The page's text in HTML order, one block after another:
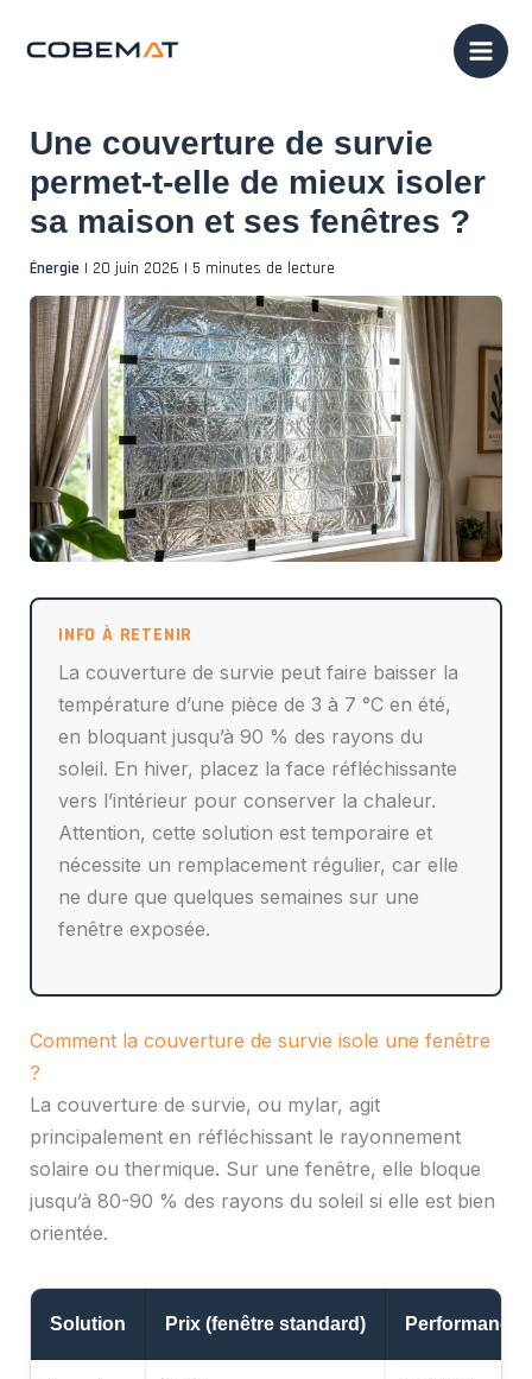
Une couverture de survie
permet-t-elle de mieux isoler
sa maison et ses fenêtres ?
Énergie | 20 juin 2026 | 5 minutes de lecture
La couverture de survie peut faire baisser la
température d’une pièce de 3 à 7 °C en été,
en bloquant jusqu’à 90 % des rayons du
soleil. En hiver, placez la face réfléchissante
vers l’intérieur pour conserver la chaleur.
Attention, cette solution est temporaire et
nécessite un remplacement régulier, car elle
ne dure que quelques semaines sur une
fenêtre exposée.
Comment la couverture de survie isole une fenêtre
?
La couverture de survie, ou mylar, agit
principalement en réfléchissant le rayonnement
solaire ou thermique. Sur une fenêtre, elle bloque
jusqu’à 80-90 % des rayons du soleil si elle est bien
orientée.
Solution Prix (fenêtre standard) Performance